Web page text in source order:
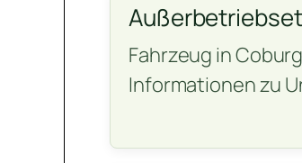
Fahrzeug in
Informationen zu